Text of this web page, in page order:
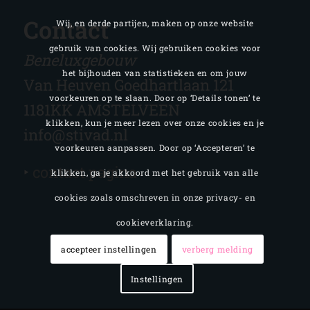
Contact
Beneluxgebouw
Van Heuven Goedhartlaan 121
1181KK AMSTELVEEN
info@stivad.nl
‣
contact pagina
Wij, en derde partijen, maken op onze website
gebruik van cookies. Wij gebruiken cookies voor
het bijhouden van statistieken en om jouw
voorkeuren op te slaan. Door op ‘Details tonen’ te
klikken, kun je meer lezen over onze cookies en je
voorkeuren aanpassen. Door op ‘Accepteren’ te
klikken, ga je akkoord met het gebruik van alle
cookies zoals omschreven in onze privacy- en
cookieverklaring.
accepteer instellingen verberg melding
Instellingen